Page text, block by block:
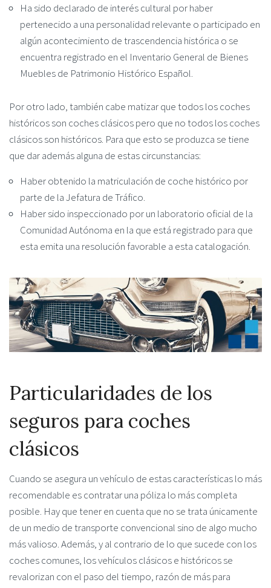
Ha sido declarado de interés cultural por haber
pertenecido a una personalidad relevante o participado en
algún acontecimiento de trascendencia histórica o se
encuentra registrado en el Inventario General de Bienes
Muebles de Patrimonio Histórico Español.
Por otro lado, también cabe matizar que todos los coches
históricos son coches clásicos pero que no todos los coches
clásicos son históricos. Para que esto se produzca se tiene
que dar además alguna de estas circunstancias:
Haber obtenido la matriculación de coche histórico por
parte de la Jefatura de Tráfico.
Haber sido inspeccionado por un laboratorio oficial de la
Comunidad Autónoma en la que está registrado para que
esta emita una resolución favorable a esta catalogación.
Particularidades de los
seguros para coches
clásicos
Cuando se asegura un vehículo de estas características lo más
recomendable es contratar una póliza lo más completa
posible. Hay que tener en cuenta que no se trata únicamente
de un medio de transporte convencional sino de algo mucho
más valioso. Además, y al contrario de lo que sucede con los
coches comunes, los vehículos clásicos e históricos se
revalorizan con el paso del tiempo, razón de más para